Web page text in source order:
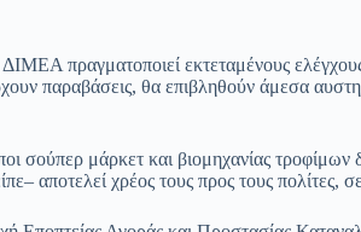
πραγματοποιεί εκτεταμένους
παραβάσεις, θα επιβληθούν άμεσα
σούπερ μάρκετ και βιομηχανίας
αποτελεί χρέος τους προς τους πολίτες,